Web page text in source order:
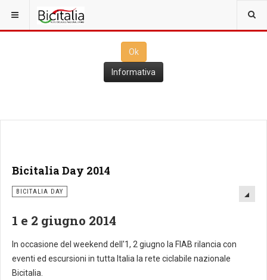
Questo sito utilizza i
Ok
Ok
Informativa
Bicitalia Day 2014
BICITALIA DAY
1 e 2 giugno 2014
In occasione del weekend dell'1, 2 giugno la FIAB rilancia con
eventi ed escursioni in tutta Italia la rete ciclabile nazionale
Bicitalia.